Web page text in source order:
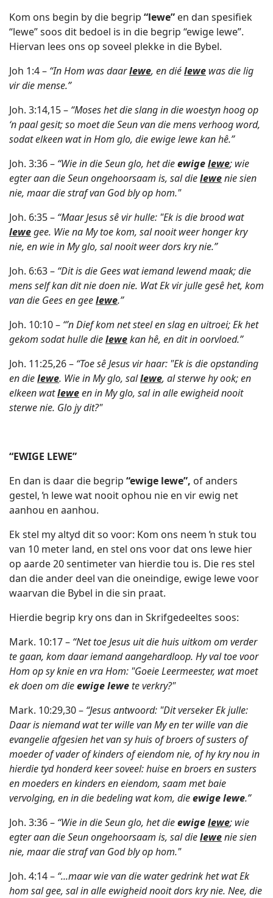
Kom ons begin by die begrip “lewe” en dan spesifiek
“lewe” soos dit bedoel is in die begrip “ewige lewe”.
Hiervan lees ons op soveel plekke in die Bybel.
Joh 1:4 – “In Hom was daarlewe, en diélewe was die lig
vir die mense.”
Joh. 3:14,15 – “Moses het die slang in die woestyn hoog op
‘n paal gesit; so moet die Seun van die mens verhoog word,
sodat elkeen wat in Hom glo, die ewige lewe kan hê.”
Joh. 3:36 – “Wie in die Seun glo, het dieewigelewe; wie
egter aan die Seun ongehoorsaam is, sal dielewenie sien
nie, maar die straf van God bly op hom."
Joh. 6:35 – “Maar Jesus sê vir hulle: "Ek is die brood wat
lewegee. Wie na My toe kom, sal nooit weer honger kry
nie, en wie in My glo, sal nooit weer dors kry nie.”
Joh. 6:63 – “Dit is die Gees wat iemand lewend maak; die
mens self kan dit nie doen nie. Wat Ek vir julle gesê het, kom
van die Gees en geelewe.”
Joh. 10:10 – “’n Dief kom net steel en slag en uitroei; Ek het
gekom sodat hulle dielewekan hê, en dit in oorvloed.”
Joh. 11:25,26 – “Toe sê Jesus vir haar: "Ek is die opstanding
en dielewe. Wie in My glo, sallewe, al sterwe hy ook; en
elkeen watleween in My glo, sal in alle ewigheid nooit
sterwe nie. Glo jy dit?"
“EWIGE LEWE”
En dan is daar die begrip “ewige lewe”, of anders
gestel, ŉ lewe wat nooit ophou nie en vir ewig net
aanhou en aanhou.
Ek stel my altyd dit so voor: Kom ons neem ŉ stuk tou
van 10 meter land, en stel ons voor dat ons lewe hier
op aarde 20 sentimeter van hierdie tou is. Die res stel
dan die ander deel van die oneindige, ewige lewe voor
waarvan die Bybel in die sin praat.
Hierdie begrip kry ons dan in Skrifgedeeltes soos:
Mark. 10:17 – “Net toe Jesus uit die huis uitkom om verder
te gaan, kom daar iemand aangehardloop. Hy val toe voor
Hom op sy knie en vra Hom: "Goeie Leermeester, wat moet
ek doen om dieewige lewe te verkry?"
Mark. 10:29,30 – “Jesus antwoord: "Dit verseker Ek julle:
Daar is niemand wat ter wille van My en ter wille van die
evangelie afgesien het van sy huis of broers of susters of
moeder of vader of kinders of eiendom nie, of hy kry nou in
hierdie tyd honderd keer soveel: huise en broers en susters
en moeders en kinders en eiendom, saam met baie
vervolging, en in die bedeling wat kom, dieewige lewe.”
Joh. 3:36 – “Wie in die Seun glo, het dieewigelewe; wie
egter aan die Seun ongehoorsaam is, sal dielewenie sien
nie, maar die straf van God bly op hom."
Joh. 4:14 – “...maar wie van die water gedrink het wat Ek
hom sal gee, sal in alle ewigheid nooit dors kry nie. Nee, die